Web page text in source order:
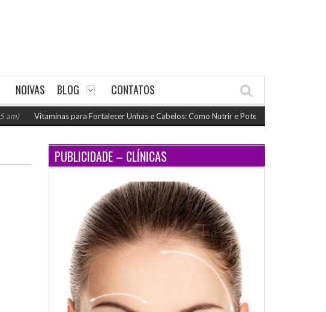
NOIVAS BLOG CONTATOS
Vitaminas para Fortalecer Unhas e Cabelos: Como Nutrir e Potencializar o Crescimento
PUBLICIDADE – CLÍNICAS